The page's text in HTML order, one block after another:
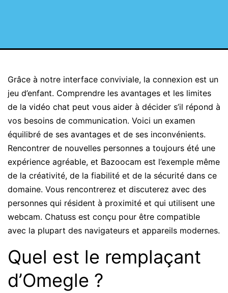
Grâce à notre interface conviviale, la connexion est un
jeu d’enfant. Comprendre les avantages et les limites
de la vidéo chat peut vous aider à décider s’il répond à
vos besoins de communication. Voici un examen
équilibré de ses avantages et de ses inconvénients.
Rencontrer de nouvelles personnes a toujours été une
expérience agréable, et Bazoocam est l’exemple même
de la créativité, de la fiabilité et de la sécurité dans ce
domaine. Vous rencontrerez et discuterez avec des
personnes qui résident à proximité et qui utilisent une
webcam. Chatuss est conçu pour être compatible
avec la plupart des navigateurs et appareils modernes.
Quel est le remplaçant
d’Omegle ?